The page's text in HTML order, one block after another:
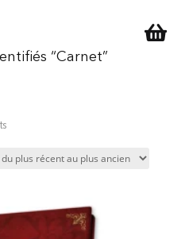

“Carnet”
Trié
au